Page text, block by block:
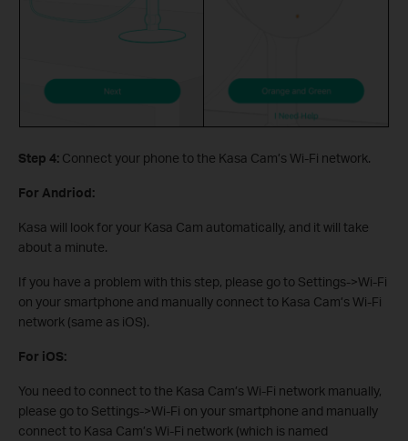
Step 4: Connect your phone to the Kasa Cam’s Wi-Fi network.
For Andriod:
Kasa will look for your Kasa Cam automatically, and it will take
about a minute.
If you have a problem with this step, please go to Settings->Wi-Fi
on your smartphone and manually connect to Kasa Cam’s Wi-Fi
network (same as iOS).
For iOS:
You need to connect to the Kasa Cam’s Wi-Fi network manually,
please go to Settings->Wi-Fi on your smartphone and manually
connect to Kasa Cam’s Wi-Fi network (which is named